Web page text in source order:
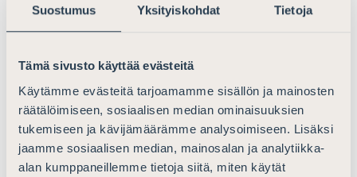
Suostumus Yksityiskohdat Tietoja
Tämä sivusto käyttää evästeitä
Käytämme evästeitä tarjoamamme sisällön ja mainosten
räätälöimiseen, sosiaalisen median ominaisuuksien
tukemiseen ja kävijämäärämme analysoimiseen. Lisäksi
jaamme sosiaalisen median, mainosalan ja analytiikka-
alan kumppaneillemme tietoja siitä, miten käytät